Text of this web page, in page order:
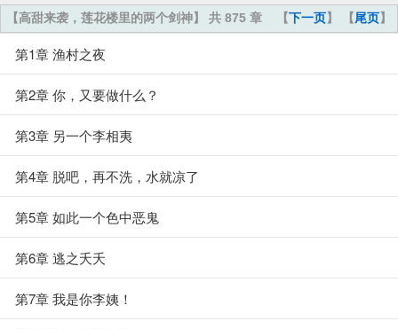
【下一页】 【尾页】
【高甜来袭，莲花楼里的两个剑神】 共 875 章
第1章 渔村之夜
第2章 你，又要做什么？
第3章 另一个李相夷
第4章 脱吧，再不洗，水就凉了
第5章 如此一个色中恶鬼
第6章 逃之夭夭
第7章 我是你李姨！